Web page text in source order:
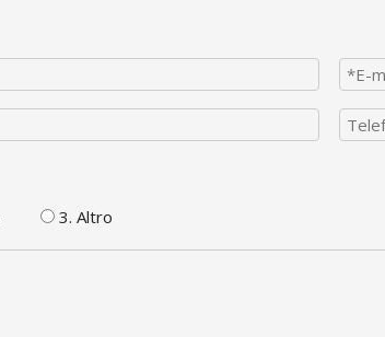
3. Altro